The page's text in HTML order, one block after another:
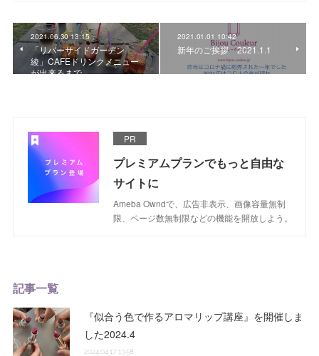
2021.06.30 13:15
「リバーサイドガーデン
綾」CAFEドリンクメニュー
が出来るまで
2021.01.01 10:42
新年のご挨拶 2021.1.1
PR
プレミアムプランでもっと自由な
サイトに
Ameba Owndで、広告非表示、画像容量無制
限、ページ数無制限などの機能を開放しよう。
記事一覧
『似合う色で作るアロマリップ講座』を開催しま
した2024.4
2024.04.17 13:58